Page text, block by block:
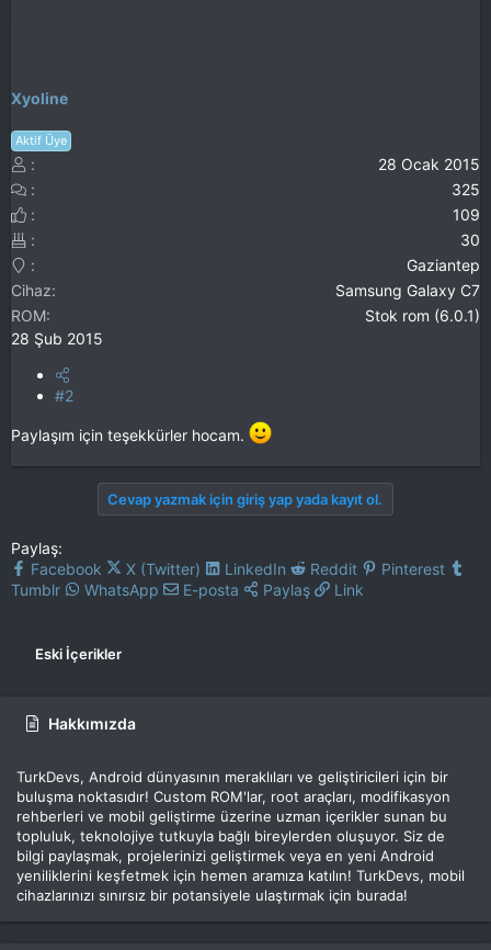
Xyoline
Aktif Üye
28 Ocak 2015
325
109
30
Gaziantep
Cihaz
Samsung Galaxy C7
ROM
Stok rom (6.0.1)
28 Şub 2015
#2
Paylaşım için teşekkürler hocam.
Cevap yazmak için giriş yap yada kayıt ol.
Paylaş:
Facebook
X (Twitter) LinkedIn Reddit
Pinterest
Tumblr
WhatsApp E-posta Paylaş Link
Eski İçerikler
Hakkımızda
TurkDevs, Android dünyasının meraklıları ve geliştiricileri için bir
buluşma noktasıdır! Custom ROM'lar, root araçları, modifikasyon
rehberleri ve mobil geliştirme üzerine uzman içerikler sunan bu
topluluk, teknolojiye tutkuyla bağlı bireylerden oluşuyor. Siz de
bilgi paylaşmak, projelerinizi geliştirmek veya en yeni Android
yeniliklerini keşfetmek için hemen aramıza katılın! TurkDevs, mobil
cihazlarınızı sınırsız bir potansiyele ulaştırmak için burada!